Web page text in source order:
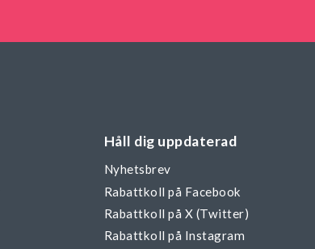
Håll dig uppdaterad
Nyhetsbrev
Rabattkoll på Facebook
Rabattkoll på X (Twitter)
Rabattkoll på Instagram